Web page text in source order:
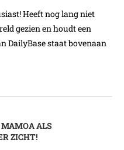
Heeft nog lang niet
gezien en houdt een
DailyBase staat bovenaan
MAMOA ALS
ZICHT!